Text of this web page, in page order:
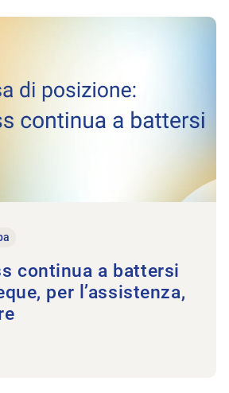
continua a battersi
per l’assistenza,
continua a battersi per tariffe eque,